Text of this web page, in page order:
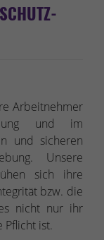
Arbeitnehmer
und im
und sicheren
Unsere
sich ihre
bzw. die
nicht nur ihr
Pflicht ist.